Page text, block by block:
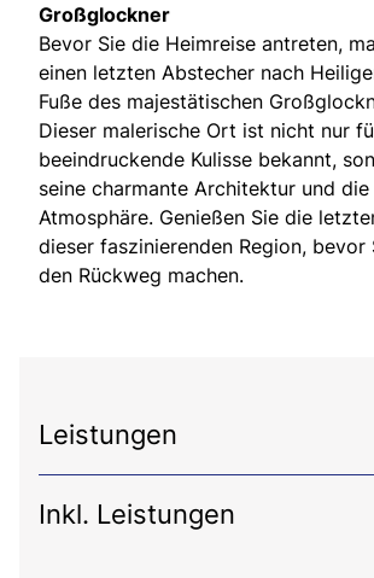
Großglockner
Bevor Sie die Heimreise antreten,
einen letzten Abstecher nach
Fuße des majestätischen
Dieser malerische Ort ist nicht nur
beeindruckende Kulisse bekannt,
seine charmante Architektur und
Atmosphäre. Genießen Sie die
dieser faszinierenden Region, bevor
den Rückweg machen.
Leistungen
Inkl. Leistungen